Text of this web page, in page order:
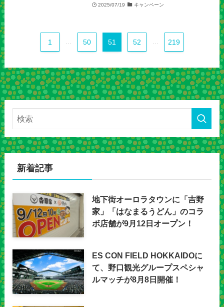
2025/07/19 キャンペーン
1 50 51 52 219
新着記事
地下街オーロラタウンに「吉野
家」「はなまるうどん」のコラ
ボ店舗が9月12日オープン！
ES CON FIELD HOKKAIDOに
て、野口観光グループスペシャ
ルマッチが8月8日開催！